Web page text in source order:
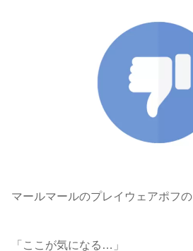
マールマールのプレイウェアポフの
「ここが気になる…」